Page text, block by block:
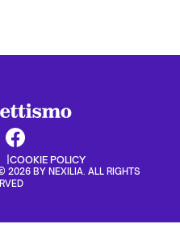
COOKIE POLICY
2026 BY NEXILIA. ALL RIGHTS